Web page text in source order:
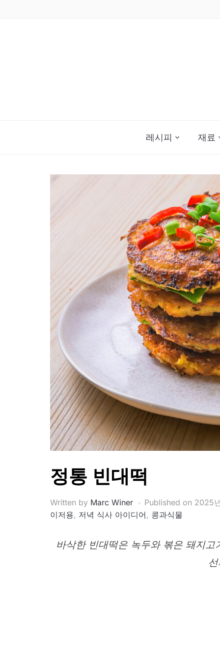
레시피 재료
정통 빈대떡
Written by Marc Winer Published on 2025
이저용, 저녁 식사 아이디어, 콩과식물
바삭한 빈대떡은 녹두와 볶은 돼지